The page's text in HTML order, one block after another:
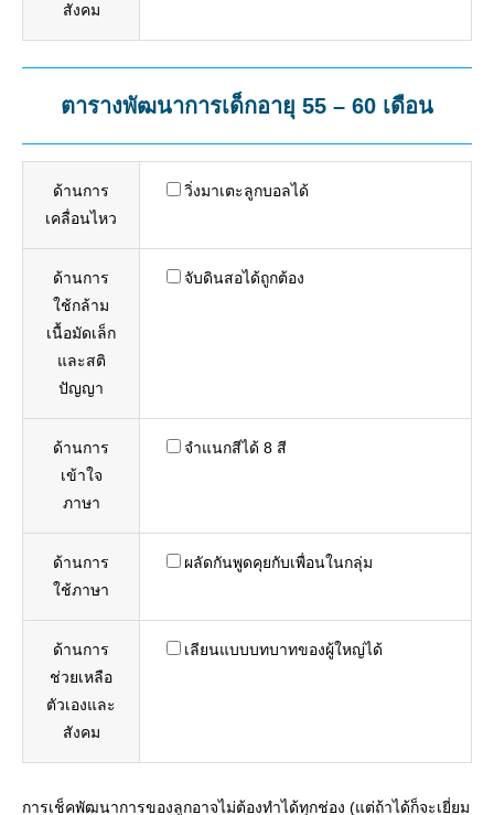
สังคม
ตารางพัฒนาการเด็กอายุ 55 – 60 เดือน
ด้านการ
เคลื่อนไหว
วิ่งมาเตะลูกบอลได้
ด้านการ
ใช้กล้าม
เนื้อมัดเล็ก
และสติ
ปัญญา
จับดินสอได้ถูกต้อง
ด้านการ
เข้าใจ
ภาษา
จำแนกสีได้ 8 สี
ด้านการ
ใช้ภาษา
ผลัดกันพูดคุยกับเพื่อนในกลุ่ม
ด้านการ
ช่วยเหลือ
ตัวเองและ
สังคม
เลียนแบบบทบาทของผู้ใหญ่ได้
การเช็คพัฒนาการของลูกอาจไม่ต้องทำได้ทุกช่อง (แต่ถ้าได้ก็จะเยี่ยม